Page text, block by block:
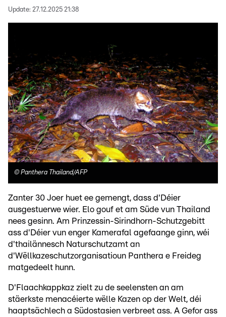
Update: 27.12.2025 21:38
© Panthera Thailand/AFP
Zanter 30 Joer huet ee gemengt, dass d'Déier
ausgestuerwe wier. Elo gouf et am Süde vun Thailand
nees gesinn. Am Prinzessin-Sirindhorn-Schutzgebitt
ass d'Déier vun enger Kamerafal agefaange ginn, wéi
d'thailännesch Naturschutzamt an
d'Wëllkazeschutzorganisatioun Panthera e Freideg
matgedeelt hunn.
D'Flaachkappkaz zielt zu de seelensten an am
stäerkste menacéierte wëlle Kazen op der Welt, déi
haaptsächlech a Südostasien verbreet ass. A Gefor ass